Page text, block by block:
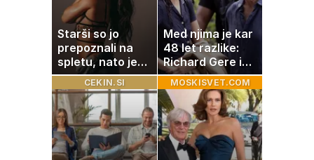
Starši so jo
prepoznali na
spletu, nato je
ostala brez
službe
Med njima je kar
48 let razlike:
Richard Gere in
mlada soigralka
ujeta v prisrčnih
trenutkih
CEKIN.SI MOSKISVET.COM